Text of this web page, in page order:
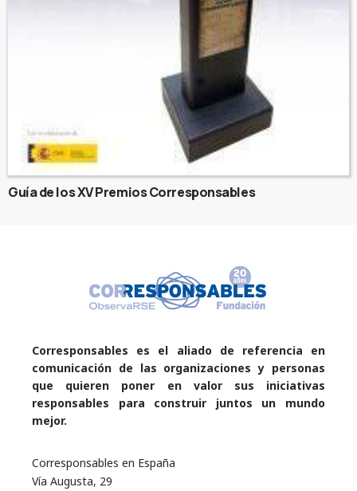
Guía de los XV Premios Corresponsables
Corresponsables es el aliado de referencia en
comunicación de las organizaciones y personas
que quieren poner en valor sus iniciativas
responsables para construir juntos un mundo
mejor.
Corresponsables en España
Vía Augusta, 29